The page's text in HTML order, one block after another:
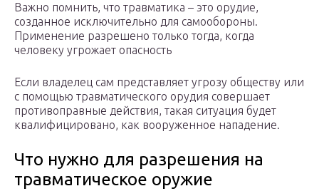
Важно помнить, что травматика – это орудие,
созданное исключительно для самообороны.
Применение разрешено только тогда, когда
человеку угрожает опасность
Если владелец сам представляет угрозу обществу или
с помощью травматического орудия совершает
противоправные действия, такая ситуация будет
квалифицировано, как вооруженное нападение.
Что нужно для разрешения на
травматическое оружие